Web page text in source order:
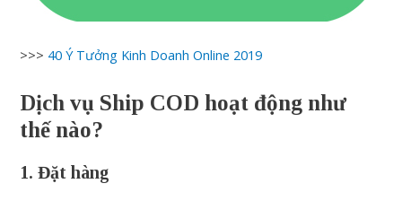
>>> 40 Ý Tưởng Kinh Doanh Online 2019
Dịch vụ Ship COD hoạt động như
thế nào?
1. Đặt hàng